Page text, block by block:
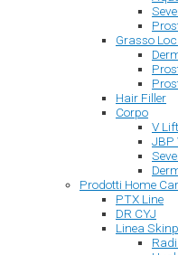
Grasso
Hair Filler
Corpo
V
JBP
Prodotti Home
PTX Line
DR CYJ
Linea